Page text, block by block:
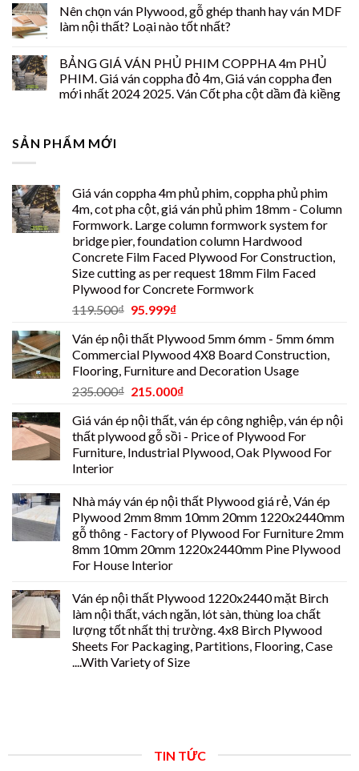
Nên chọn ván Plywood, gỗ ghép thanh hay ván MDF
làm nội thất? Loại nào tốt nhất?
BẢNG GIÁ VÁN PHỦ PHIM COPPHA 4m PHỦ
PHIM. Giá ván coppha đỏ 4m, Giá ván coppha đen
mới nhất 2024 2025. Ván Cốt pha cột dầm đà kiềng
SẢN PHẨM MỚI
Giá ván coppha 4m phủ phim, coppha phủ phim
4m, cot pha cột, giá ván phủ phim 18mm - Column
Formwork. Large column formwork system for
bridge pier, foundation column Hardwood
Concrete Film Faced Plywood For Construction,
Size cutting as per request 18mm Film Faced
Plywood for Concrete Formwork
119.500₫ 95.999₫
Ván ép nội thất Plywood 5mm 6mm - 5mm 6mm
Commercial Plywood 4X8 Board Construction,
Flooring, Furniture and Decoration Usage
235.000₫ 215.000₫
Giá ván ép nội thất, ván ép công nghiệp, ván ép nội
thất plywood gỗ sồi - Price of Plywood For
Furniture, Industrial Plywood, Oak Plywood For
Interior
Nhà máy ván ép nội thất Plywood giá rẻ, Ván ép
Plywood 2mm 8mm 10mm 20mm 1220x2440mm
gỗ thông - Factory of Plywood For Furniture 2mm
8mm 10mm 20mm 1220x2440mm Pine Plywood
For House Interior
Ván ép nội thất Plywood 1220x2440 mặt Birch
làm nội thất, vách ngăn, lót sàn, thùng loa chất
lượng tốt nhất thị trường. 4x8 Birch Plywood
Sheets For Packaging, Partitions, Flooring, Case
....With Variety of Size
TIN TỨC